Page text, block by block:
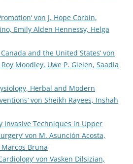
von J. Hope Corbin,
Emily Alden Hennessy, Helga
and the United States‘ von
Moodley, Uwe P. Gielen, Saadia
Herbal and Modern
von Sheikh Rayees, Inshah
Invasive Techniques in Upper
von M. Asunción Acosta,
Bruna
von Vasken Dilsizian,